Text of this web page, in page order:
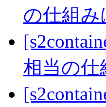
の仕組み
相当の